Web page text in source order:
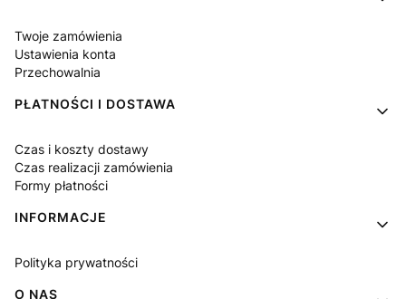
Twoje zamówienia
Ustawienia konta
Przechowalnia
PŁATNOŚCI I DOSTAWA
Czas i koszty dostawy
Czas realizacji zamówienia
Formy płatności
INFORMACJE
Polityka prywatności
O NAS